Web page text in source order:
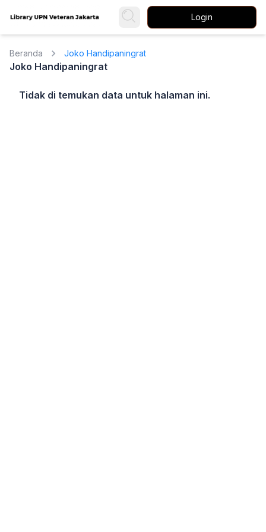
Login
Beranda Joko Handipaningrat
Joko Handipaningrat
Tidak di temukan data untuk halaman ini.